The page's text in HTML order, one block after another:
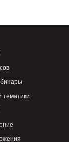
тематики